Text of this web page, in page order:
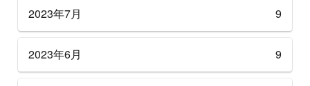
2023年7月 9
2023年6月 9